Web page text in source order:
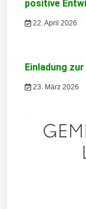
g
t
i
positive
22. April 2026
Einladung
23. März 2026